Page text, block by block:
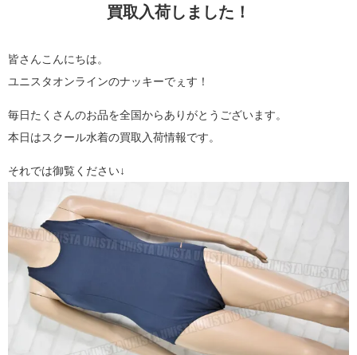
買取入荷しました！
皆さんこんにちは。
ユニスタオンラインのナッキーでぇす！
毎日たくさんのお品を全国からありがとうございます。
本日はスクール水着の買取入荷情報です。
それでは御覧ください↓